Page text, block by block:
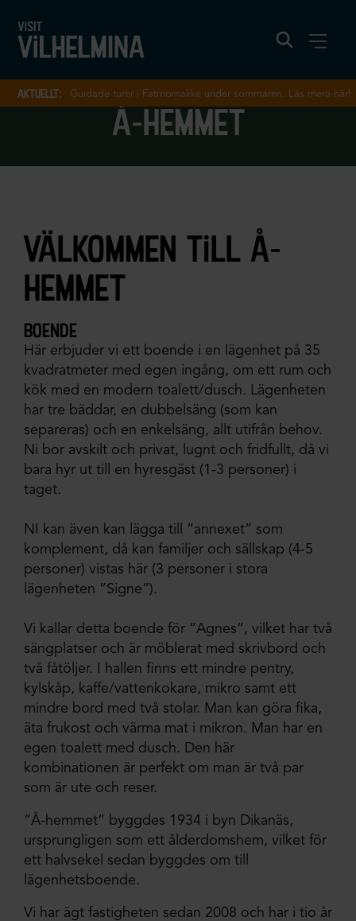
aktuellt: Guidade turer i Fatmomakke under sommaren. Läs mera här!
å-hemmet
välkommen till å-
hemmet
boende
Här erbjuder vi ett boende i en lägenhet på 35
kvadratmeter med egen ingång, om ett rum och
kök med en modern toalett/dusch. Lägenheten
har tre bäddar, en dubbelsäng (som kan
separeras) och en enkelsäng, allt utifrån behov.
Ni bor avskilt och privat, lugnt och fridfullt, då vi
bara hyr ut till en hyresgäst (1-3 personer) i
taget.
NI kan även kan lägga till ”annexet” som
komplement, då kan familjer och sällskap (4-5
personer) vistas här (3 personer i stora
lägenheten ”Signe”).
Vi kallar detta boende för ”Agnes”, vilket har två
sängplatser och är möblerat med skrivbord och
två fåtöljer. I hallen finns ett mindre pentry,
kylskåp, kaffe/vattenkokare, mikro samt ett
mindre bord med två stolar. Man kan göra fika,
äta frukost och värma mat i mikron. Man har en
egen toalett med dusch. Den här
kombinationen är perfekt om man är två par
som är ute och reser.
”Å-hemmet” byggdes 1934 i byn Dikanäs,
ursprungligen som ett ålderdomshem, vilket för
ett halvsekel sedan byggdes om till
lägenhetsboende.
Vi har ägt fastigheten sedan 2008 och har i tio år